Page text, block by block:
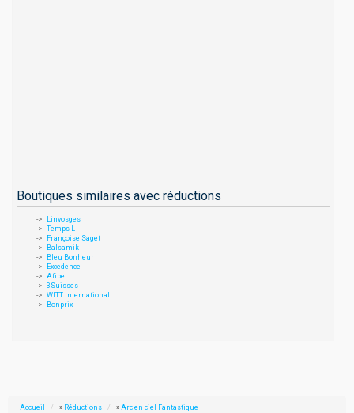
Boutiques similaires avec réductions
Linvosges
Temps L
Françoise Saget
Balsamik
Bleu Bonheur
Excedence
Afibel
3Suisses
WITT International
Bonprix
Accueil » Réductions » Arc en ciel Fantastique